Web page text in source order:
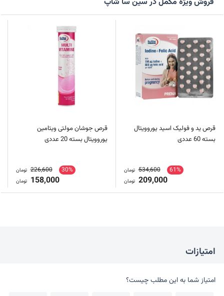
قرص ید و فولیک اسید یوروویتال
بسته 60 عددی
61%
534,600 تومان
209,000 تومان
قرص جوشان مولتی ویتامین
یوروویتال بسته 20 عددی
30%
226,600 تومان
158,000 تومان
امتیازات
امتیاز شما به این مطلب چیست؟
امتیاز شما به این مطلب چیست؟